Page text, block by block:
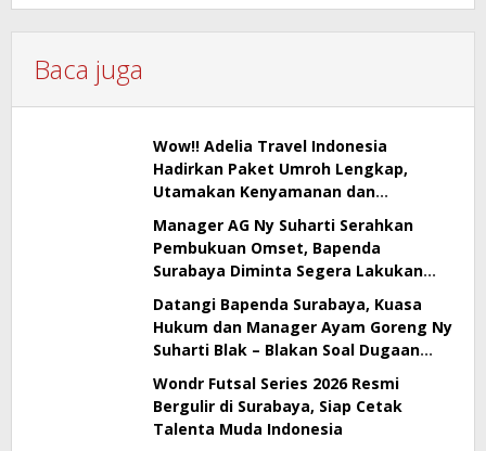
Baca juga
Wow!! Adelia Travel Indonesia
Hadirkan Paket Umroh Lengkap,
Utamakan Kenyamanan dan
Pendampingan Jamaah
Manager AG Ny Suharti Serahkan
Pembukuan Omset, Bapenda
Surabaya Diminta Segera Lakukan
Datangi Bapenda Surabaya, Kuasa
Hukum dan Manager Ayam Goreng Ny
Suharti Blak – Blakan Soal Dugaan
Penyimpangan Pajak
Wondr Futsal Series 2026 Resmi
Bergulir di Surabaya, Siap Cetak
Talenta Muda Indonesia